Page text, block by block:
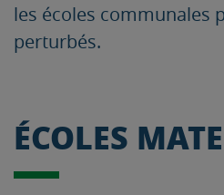
les écoles communales
perturbés.
ÉCOLES